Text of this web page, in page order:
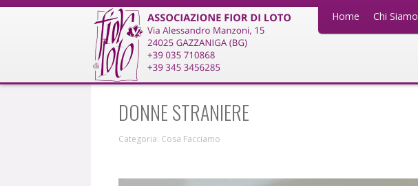
Home Chi Siamo
DONNE STRANIERE
Categoria: Cosa Facciamo